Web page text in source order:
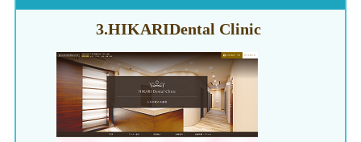
3.HIKARIDental Clinic